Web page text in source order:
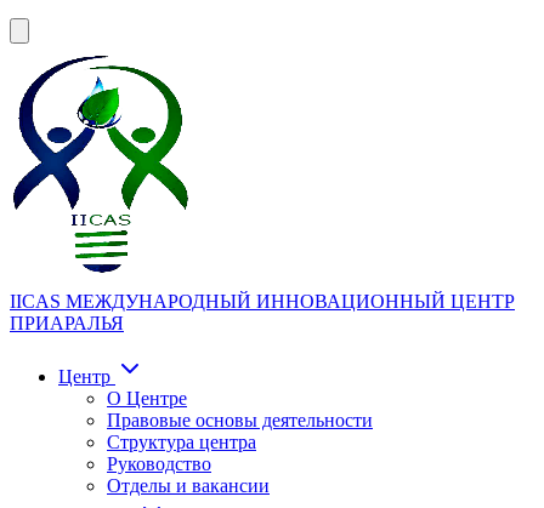
IICAS МЕЖДУНАРОДНЫЙ ИННОВАЦИОННЫЙ ЦЕНТР
ПРИАРАЛЬЯ
Центр
О Центре
Правовые основы деятельности
Структура центра
Руководство
Отделы и вакансии